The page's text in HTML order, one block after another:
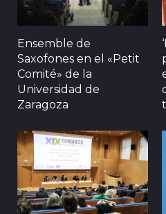
Ensemble de
Saxofones en el «Petit
Comité» de la
Universidad de
Zaragoza